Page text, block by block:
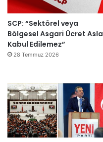
SCP: “Sektörel veya
Bölgesel Asgari Ücret Asla
Kabul Edilemez”
28 Temmuz 2026